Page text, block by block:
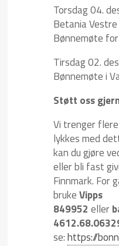
Torsdag 04.
Betania Vestre
Bønnemøte
Tirsdag 02.
Bønnemøte i
Støtt oss
Vi trenger
lykkes med
kan du gjøre
eller bli fast
Finnmark. For
brukeVipps
849952 eller
se:https://